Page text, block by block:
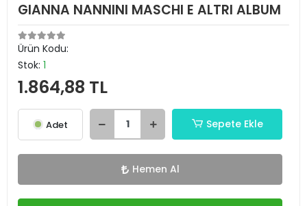
GIANNA NANNINI MASCHI E ALTRI ALBUM
Ürün Kodu:
Stok: 1
1.864,88 TL
Adet Sepete Ekle
Hemen Al